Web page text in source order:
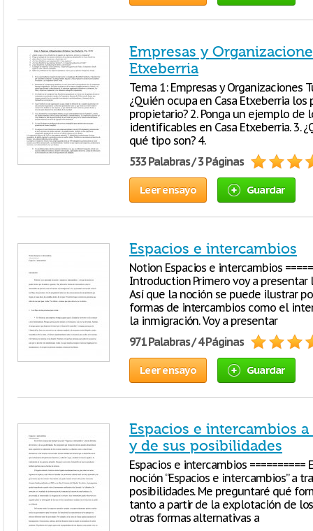
Empresas y
Etxeberria
Tema 1: Empresas y Organizaciones
¿Quién ocupa en Casa Etxeberria
propietario? 2. Ponga un ejemplo
identificables en Casa Etxeberria. 3.
qué tipo son? 4.
533 Palabras / 3 Páginas
Leer ensayo Guardar
Espacios e intercambios
Notion Espacios e intercambios
Introduction Primero voy a presentar
Así que la noción se puede ilustrar
formas de intercambios como el
la inmigración. Voy a presentar
971 Palabras / 4 Páginas
Leer ensayo Guardar
Espacios e intercambios
y de sus posibilidades
Espacios e intercambios
noción “Espacios e intercambios” a
posibilidades. Me preguntaré qué
tanto a partir de la explotación de
otras formas alternativas a